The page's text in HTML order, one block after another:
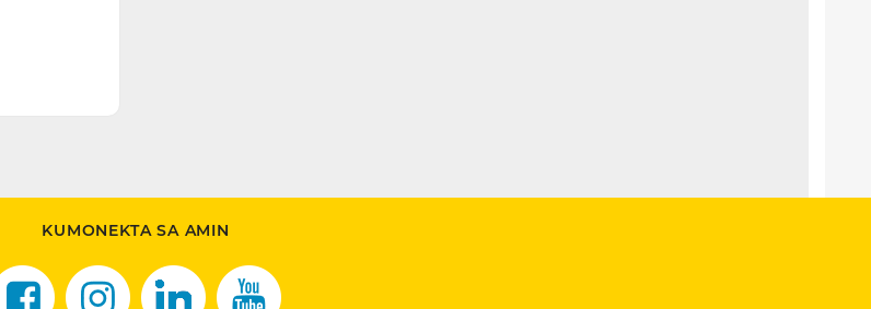
KUMONEKTA SA AMIN